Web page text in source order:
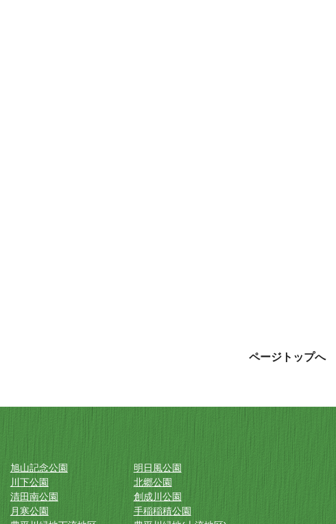
ページトップへ
旭山記念公園
明日風公園
川下公園
北郷公園
清田南公園
創成川公園
月寒公園
手稲稲積公園